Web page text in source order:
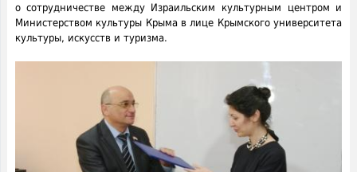
о сотрудничестве между Израильским культурным центром и
Министерством культуры Крыма в лице Крымского университета
культуры, искусств и туризма.